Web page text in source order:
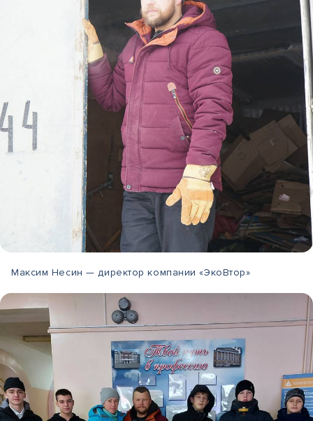
Максим Несин — директор компании «ЭкоВтор»